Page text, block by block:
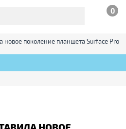
0
новое поколение планшета Surface Pro